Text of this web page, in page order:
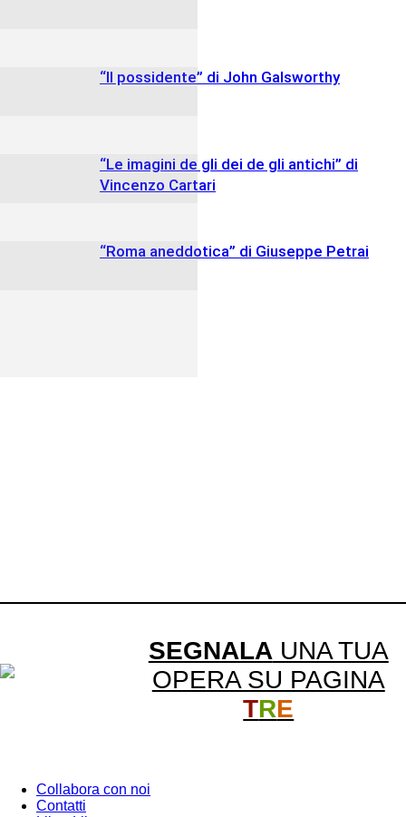
“Il possidente” di John Galsworthy
“Le imagini de gli dei de gli antichi” di
Vincenzo Cartari
“Roma aneddotica” di Giuseppe Petrai
SEGNALA UNA TUA
OPERA SU PAGINA
TRE
Collabora con noi
Contatti